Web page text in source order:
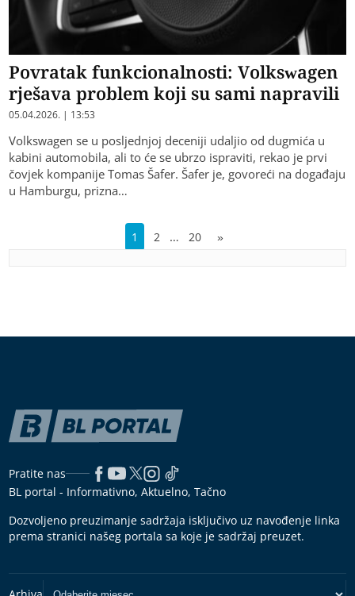
Povratak funkcionalnosti: Volkswagen
rješava problem koji su sami napravili
05.04.2026. | 13:53
Volkswagen se u posljednjoj deceniji udaljio od dugmića u
kabini automobila, ali to će se ubrzo ispraviti, rekao je prvi
čovjek kompanije Tomas Šafer. Šafer je, govoreći na događaju
u Hamburgu, prizna…
1 2 … 20 »
Pratite nas
BL portal - Informativno, Aktuelno, Tačno
Dozvoljeno preuzimanje sadržaja isključivo uz navođenje linka
prema stranici našeg portala sa koje je sadržaj preuzet.